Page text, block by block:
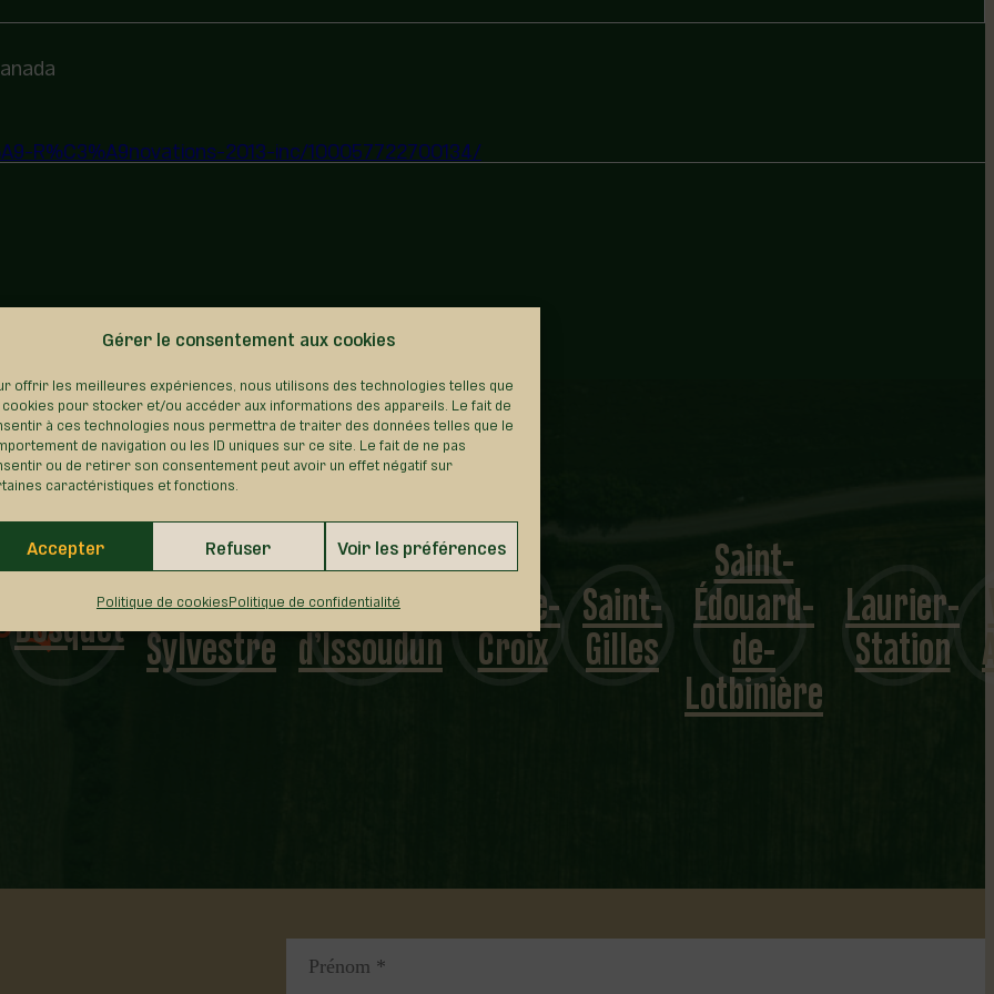
Gérer le consentement aux cookies
offrir les meilleures expériences, nous utilisons des technologies telles que
cookies pour stocker et/ou accéder aux informations des appareils. Le fait de
à ces technologies nous permettra de traiter des données telles que le
de navigation ou les ID uniques sur ce site. Le fait de ne pas
ou de retirer son consentement peut avoir un effet négatif sur
caractéristiques et fonctions.
Accepter Refuser Voir les préférences
Politique de cookiesPolitique de confidentialité
R%C3%A9novations-2013-inc/100057722700134/
REVENIR AU RÉPERTOIRE
Dosquet Saint-
Sylvestre
N.-D.-S.-C.
d’Issoudun
Sainte-
Croix
Saint-
Gilles
Saint-
Édouard-
de-
Lotbinière
Laurier-
Station